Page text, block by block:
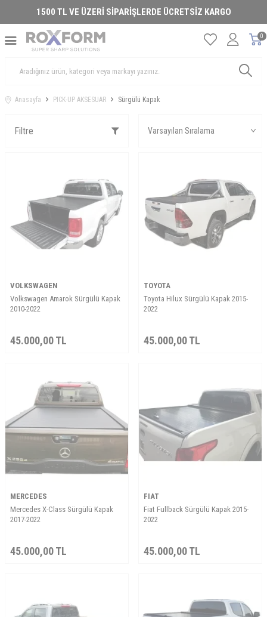
1500 TL VE ÜZERİ SİPARİŞLERDE ÜCRETSİZ KARGO
0
Anasayfa PICK-UP AKSESUAR Sürgülü Kapak
Filtre
VOLKSWAGEN
Volkswagen Amarok Sürgülü Kapak
2010-2022
45.000,00TL
TOYOTA
Toyota Hilux Sürgülü Kapak 2015-
2022
45.000,00TL
MERCEDES
Mercedes X-Class Sürgülü Kapak
2017-2022
45.000,00TL
FIAT
Fiat Fullback Sürgülü Kapak 2015-
2022
45.000,00TL